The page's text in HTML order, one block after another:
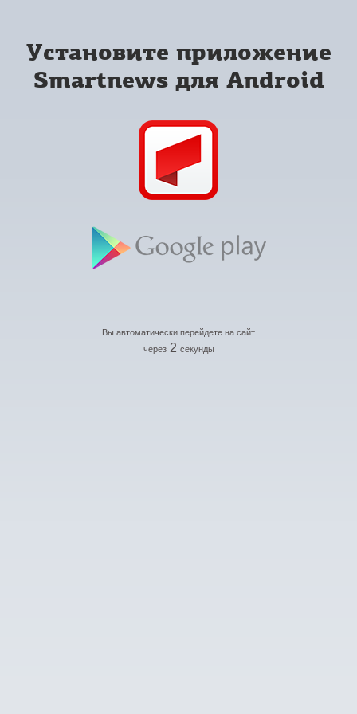
Установите приложение
Smartnews для Android
Вы автоматически перейдете на сайт
через 2 секунды